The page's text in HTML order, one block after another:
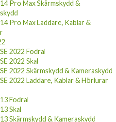
Pro Max Skärmskydd &
Pro Max Laddare, Kablar &
2022 Fodral
2022 Skal
2022 Skärmskydd & Kameraskydd
2022 Laddare, Kablar & Hörlurar
Fodral
Skal
Skärmskydd & Kameraskydd